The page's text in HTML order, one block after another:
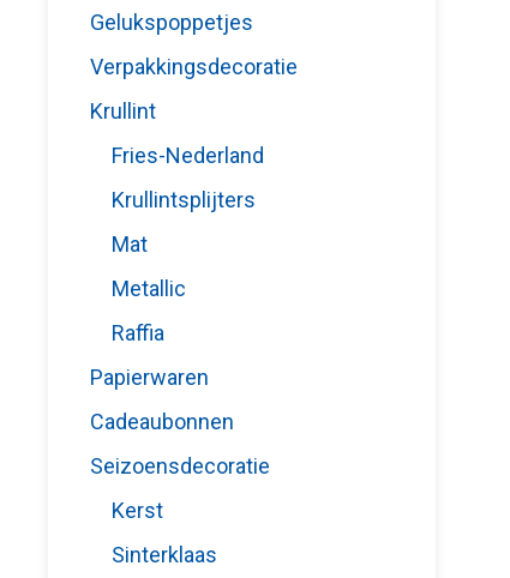
Gelukspoppetjes
Verpakkingsdecoratie
Krullint
Fries-Nederland
Krullintsplijters
Mat
Metallic
Raffia
Papierwaren
Cadeaubonnen
Seizoensdecoratie
Kerst
Sinterklaas